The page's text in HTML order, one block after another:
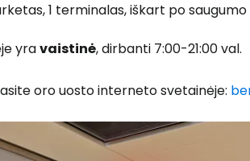
1 terminalas, iškart po
yravaistinė, dirbanti 7:00-21:00 val.
oro uosto interneto svetainėje:
kelionių bendruomenė